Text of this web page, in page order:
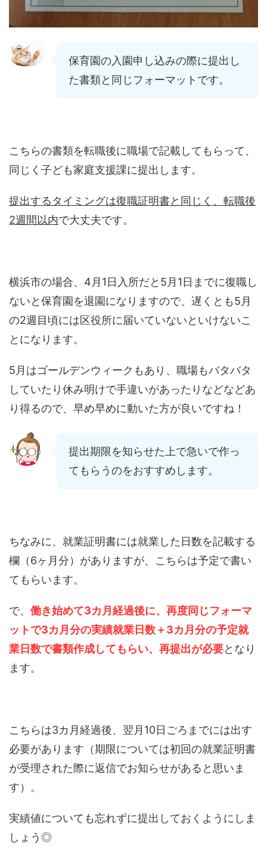
保育園の入園申し込みの際に提出し
た書類と同じフォーマットです。
こちらの書類を転職後に職場で記載してもらって、
同じく子ども家庭支援課に提出します。
提出するタイミングは復職証明書と同じく、転職後
2週間以内で大丈夫です。
横浜市の場合、4月1日入所だと5月1日までに復職し
ないと保育園を退園になりますので、遅くとも5月
の2週目頃には区役所に届いていないといけないこ
とになります。
5月はゴールデンウィークもあり、職場もバタバタ
していたり休み明けで手違いがあったりなどなどあ
り得るので、早め早めに動いた方が良いですね！
提出期限を知らせた上で急いで作っ
てもらうのをおすすめします。
ちなみに、就業証明書には就業した日数を記載する
欄（6ヶ月分）がありますが、こちらは予定で書い
てもらいます。
で、 働き始めて3カ月経過後に、再度同じフォーマ
ットで3カ月分の実績就業日数＋3カ月分の予定就
業日数で書類作成してもらい、再提出が必要となり
ます。
こちらは3カ月経過後、翌月10日ごろまでには出す
必要があります（期限については初回の就業証明書
が受理された際に返信でお知らせがあると思いま
す）。
実績値についても忘れずに提出しておくようにしま
しょう◎